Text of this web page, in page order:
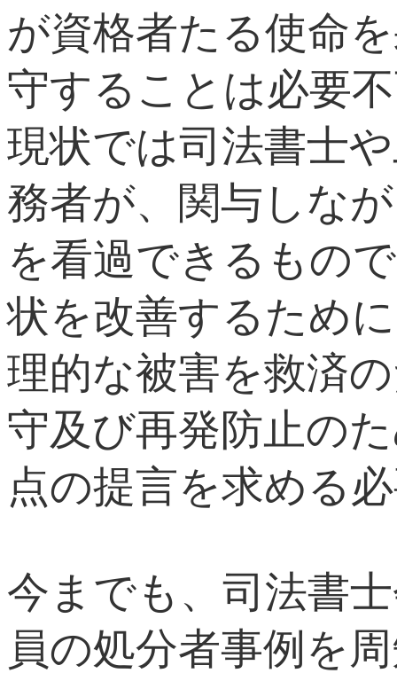
が資格者たる使命
守することは必要
現状では司法書士
務者が、関与しな
を看過できるもの
状を改善するため
理的な被害を救済
守及び再発防止の
点の提言を求める
今までも、司法書
員の処分者事例を